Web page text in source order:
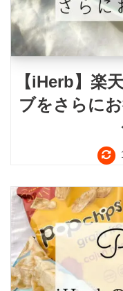
【iHerb】楽
ブをさらに